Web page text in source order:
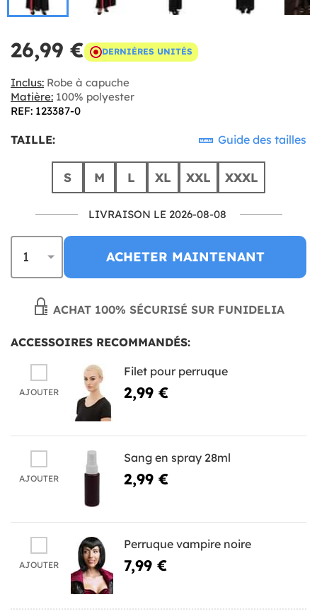
26,99 € DERNIÈRES UNITÉS
Inclus: Robe à capuche
Matière: 100% polyester
REF: 123387-0
TAILLE: Guide des tailles
S M L XL XXL XXXL
LIVRAISON LE 2026-08-08
ACHETER MAINTENANT
ACHAT 100% SÉCURISÉ SUR FUNIDELIA
ACCESSOIRES RECOMMANDÉS:
AJOUTER
Filet pour perruque
2,99 €
AJOUTER
Sang en spray 28ml
2,99 €
AJOUTER
Perruque vampire noire
7,99 €